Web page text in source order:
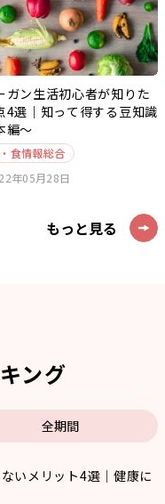
ガン生活初心者が知りた
4選｜知って得する豆知識
編～
食情報総合
年05月28日
もっと見る
ング
全期間
いメリット4選｜健康に